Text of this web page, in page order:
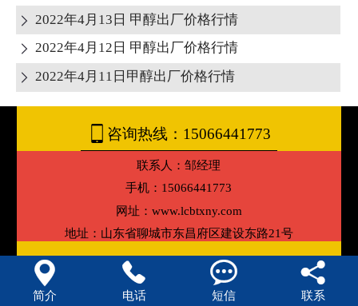
 2022年4月13日 甲醇出厂价格行情
 2022年4月12日 甲醇出厂价格行情
 2022年4月11日甲醇出厂价格行情
 咨询热线：15066441773
联系人：邹经理
手机：15066441773
网址：www.lcbtxny.com
地址：山东省聊城市东昌府区建设东路21号

简介

电话

短信

联系